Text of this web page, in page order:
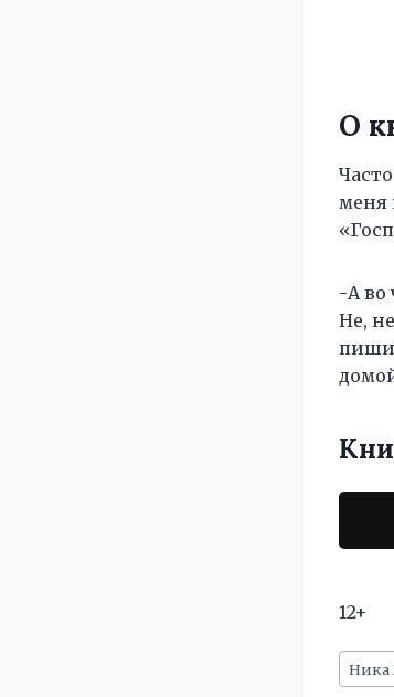
О
меня
-А во
Не,
12+
Ника